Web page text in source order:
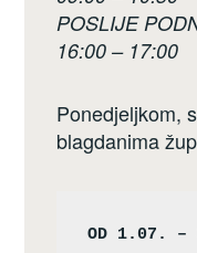
POSLIJE
16:00 – 17:00
Ponedjeljkom,
blagdanima
OD 1.07. –